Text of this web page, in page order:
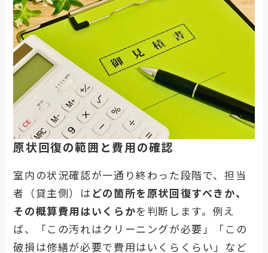
原状回復の範囲と費用の確認
室内の状況確認が一通り終わった段階で、担当
者（貸主側）はどの箇所を原状回復すべきか、
その概算費用はいくらかを判断します。例え
ば、「この汚れはクリーニングが必要」「この
破損は修繕が必要で費用はいくらくらい」など